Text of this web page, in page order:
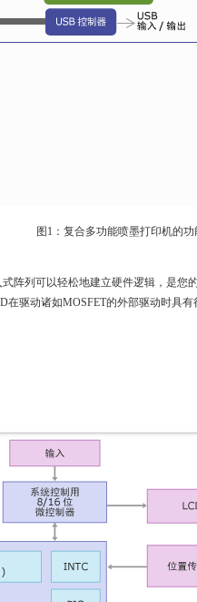
图1：复合多功能喷墨打印机的功
阵列可以轻松地建立硬件逻辑，是您的
在驱动诸如MOSFET的外部驱动时具有